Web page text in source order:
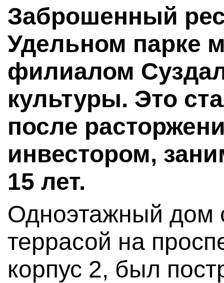
Заброшенный
Удельном парке
филиалом
культуры. Это
после
инвестором,
15 лет.
Одноэтажный дом
террасой на
корпус 2, был